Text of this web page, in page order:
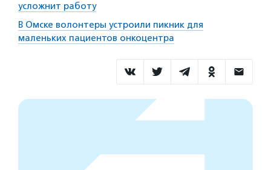
усложнит работу
В Омске волонтеры устроили пикник для
маленьких пациентов онкоцентра